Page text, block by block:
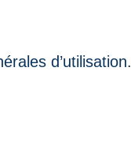
d’utilisation.